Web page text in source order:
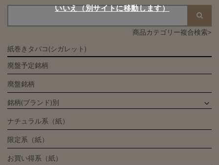
商品カテゴリー複合検索>
紙巻きタバコ(シガレット)
廃盤予定銘柄
廃盤銘柄
銘柄(ブランド)別
ナチュラル系（紙）
限定系（紙）
お買い得系（紙）
いいえ（別サイトに移動します）